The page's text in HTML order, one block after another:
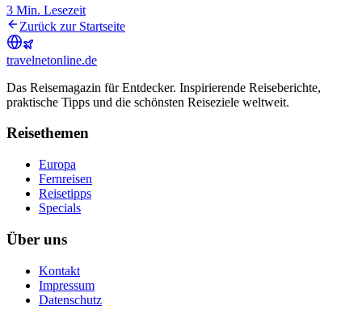
3 Min. Lesezeit
Zurück zur Startseite
travelnetonline.de
Das Reisemagazin für Entdecker. Inspirierende Reiseberichte,
praktische Tipps und die schönsten Reiseziele weltweit.
Reisethemen
Europa
Fernreisen
Reisetipps
Specials
Über uns
Kontakt
Impressum
Datenschutz